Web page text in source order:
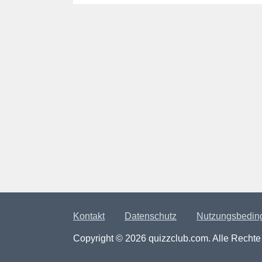
Kontakt Datenschutz
Copyright © 2026 quizzclub.com. Alle